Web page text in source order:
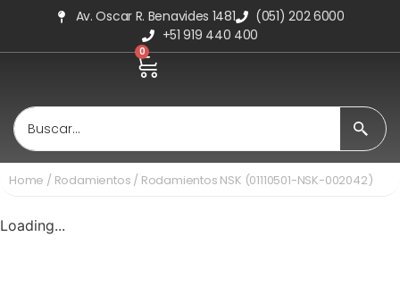
Av. Oscar R. Benavides 1481
(051) 202 6000
+51 919 440 400
0
Home / Rodamientos / Rodamientos NSK (01110501-NSK-002042)
Loading...